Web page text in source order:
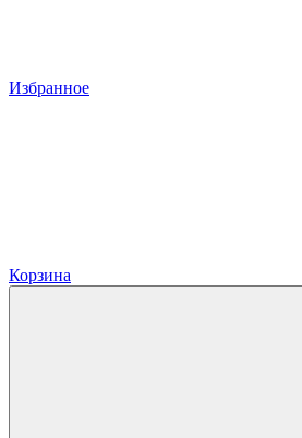
Избранное
Корзина